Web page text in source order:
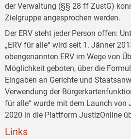
der Verwaltung (§§ 28 ff ZustG)
Zielgruppe angesprochen werden.
Der ERV steht jeder Person offen:
„ERV für alle“ wird seit 1. Jänner
obengenannten ERV im Wege von
Möglichkeit geboten, über die
Eingaben an Gerichte und
Verwendung der
für alle“ wurde mit dem Launch von
2020 in die Plattform JustizOnline
Links